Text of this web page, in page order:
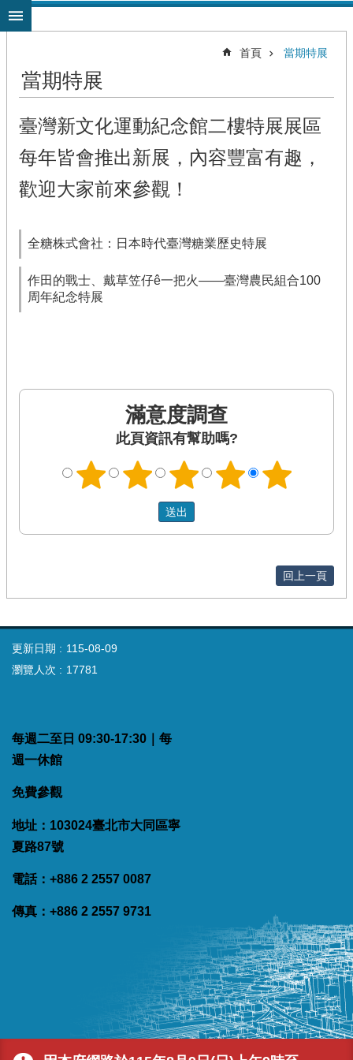
跳到主要內容區塊
首頁 當期特展
當期特展
臺灣新文化運動紀念館二樓特展展區
每年皆會推出新展，內容豐富有趣，
歡迎大家前來參觀！
全糖株式會社：日本時代臺灣糖業歷史特展
作田的戰士、戴草笠仔ê一把火——臺灣農民組合100
周年紀念特展
滿意度調查
此頁資訊有幫助嗎?
回上一頁
更新日期
115-08-09
瀏覽人次
17781
每週二至日 09:30-17:30｜每
週一休館
免費參觀
地址：103024臺北市大同區寧
夏路87號
電話：+886 2 2557 0087
傳真：+886 2 2557 9731